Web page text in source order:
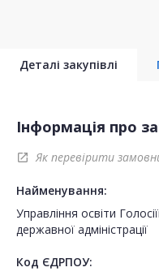
Деталі закупівлі
Інформація про
open_in_new Як перевірити
Найменування:
Управління освіти
державної адміністрації
Код ЄДРПОУ: